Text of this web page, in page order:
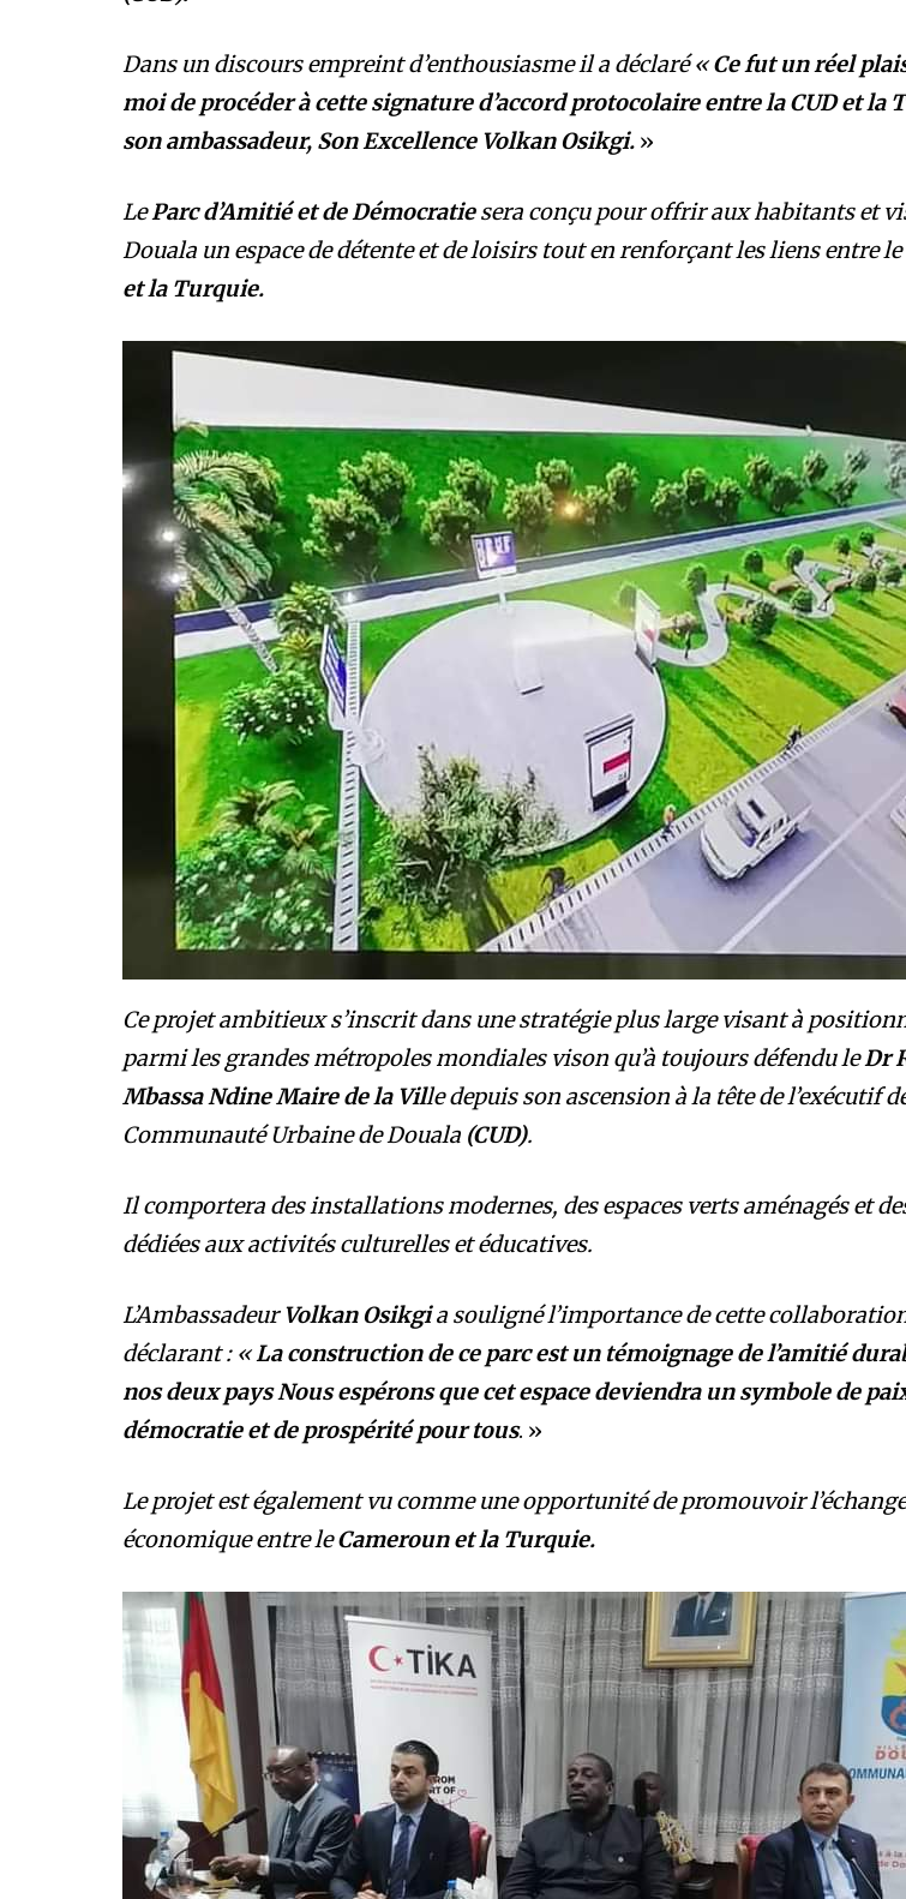
Dans un discours empreint d’enthousiasme il a déclaré «Ce fut un réel
moi de procéder à cette signature d’accord protocolaire entre la CUD et la
son ambassadeur, Son Excellence Volkan Osikgi. »
LeParc d’Amitié et de Démocratiesera conçu pour offrir aux habitants et
Douala un espace de détente et de loisirs tout en renforçant les liens entre le
et la Turquie.
Ce projet ambitieux s’inscrit dans une stratégie plus large visant à
parmi les grandes métropoles mondiales vison qu’à toujours défendu leDr
Mbassa Ndine Maire de la Ville depuis son ascension à la tête de l’exécutif
Communauté Urbaine de Douala (CUD).
Il comportera des installations modernes, des espaces verts aménagés et
dédiées aux activités culturelles et éducatives.
L’AmbassadeurVolkan Osikgia souligné l’importance de cette
déclarant : «La construction de ce parc est un témoignage de l’amitié
nos deux pays Nous espérons que cet espace deviendra un symbole de
démocratie et de prospérité pour tous. »
Le projet est également vu comme une opportunité de promouvoir
économique entre leCameroun et la Turquie.